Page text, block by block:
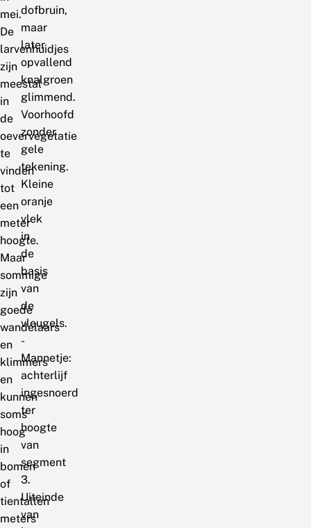
mei.
De
larvenhuidjes
zijn
meestal
in
de
oevervegetatie
te
vinden
tot
een
meter
hoogte.
Maar
sommige
zijn
goede
wandelaars
en
klimmers
en
kunnen
soms
hoog
in
bomen
of
tientallen
meters
dofbruin,
maar
later
opvallend
knalgroen
glimmend.
Voorhoofd
zonder
gele
tekening.
Kleine
oranje
vlek
in
de
basis
van
de
vleugels.
-
Mannetje:
achterlijf
ingesnoerd
ter
hoogte
van
segment
3.
Uiteinde
van